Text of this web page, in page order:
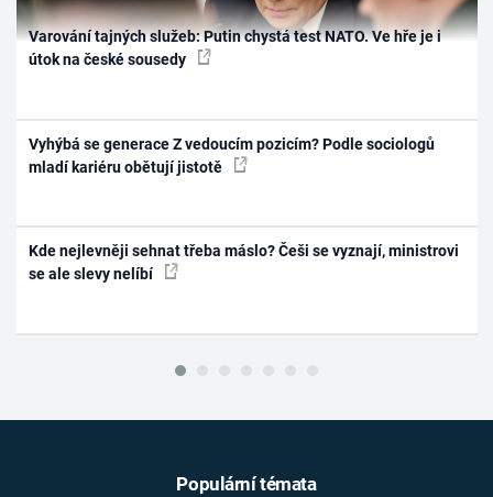
Varování tajných služeb: Putin chystá test NATO. Ve hře je i
útok na české sousedy
Vyhýbá se generace Z vedoucím pozicím? Podle sociologů
mladí kariéru obětují jistotě
Kde nejlevněji sehnat třeba máslo? Češi se vyznají, ministrovi
se ale slevy nelíbí
Populární témata